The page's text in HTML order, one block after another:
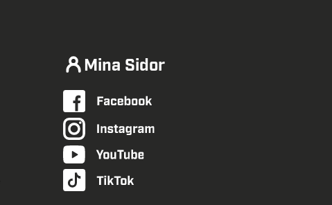
Mina Sidor